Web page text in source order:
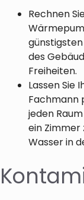
Rechnen
des
Freiheiten.
Lassen Sie
Fachmann
jeden
ein Zimmer
Wasser in